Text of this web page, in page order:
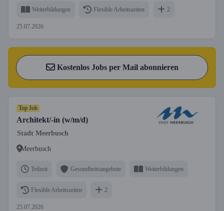
Weiterbildungen Flexible Arbeitszeiten 2
25.07.2026
Kostenlos Jobs per Mail abonnieren
Top Job
Architekt/-in (w/m/d)
Stadt Meerbusch
Meerbusch
Teilzeit Gesundheitsangebote Weiterbildungen
Flexible Arbeitszeiten 2
25.07.2026